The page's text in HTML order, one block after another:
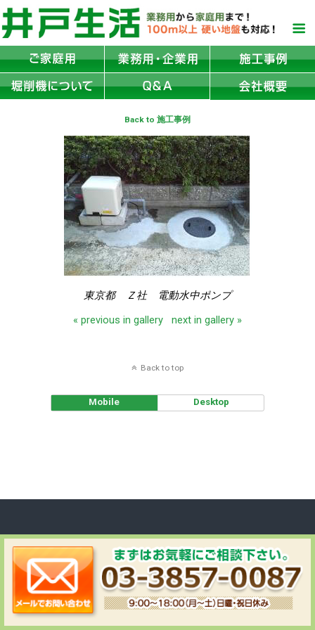
Back to 施工事例
東京都 Ｚ社 電動水中ポンプ
« previous in gallery
next in gallery »
Back to top
Mobile Desktop